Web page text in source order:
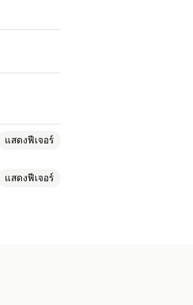
แสดงฟีเจอร์
แสดงฟีเจอร์